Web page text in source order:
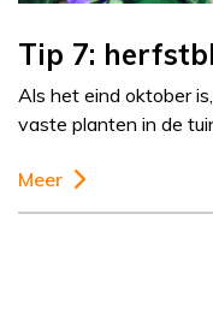
Tip 7:
Als het eind oktober
vaste planten in de
Meer